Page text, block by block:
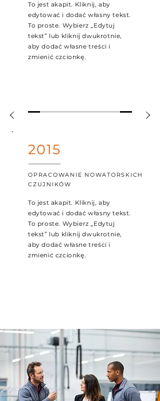
To jest akapit. Kliknij, aby
edytować i dodać własny tekst.
To proste. Wybierz „Edytuj
tekst” lub kliknij dwukrotnie,
aby dodać własne treści i
zmienić czcionkę.
2015
OPRACOWANIE NOWATORSKICH
CZUJNIKÓW
To jest akapit. Kliknij, aby
edytować i dodać własny tekst.
To proste. Wybierz „Edytuj
tekst” lub kliknij dwukrotnie,
aby dodać własne treści i
zmienić czcionkę.